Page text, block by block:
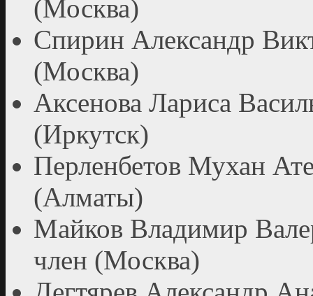
(Москва)
Спирин Александр
(Москва)
Аксенова Лариса
(Иркутск)
Перленбетов Мухан
(Алматы)
Майков Владимир
член (Москва)